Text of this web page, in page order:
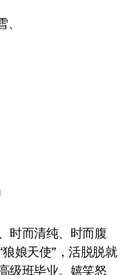
而清纯、时而腹
娘天使”，活脱脱就
级班毕业。嬉笑怒